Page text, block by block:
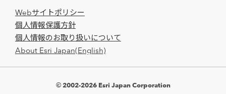
Webサイトポリシー
個人情報保護方針
個人情報のお取り扱いについて
About Esri Japan(English)
© 2002-2026 Esri Japan Corporation